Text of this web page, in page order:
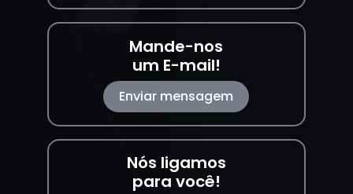
Mande-nos
um E-mail!
Enviar mensagem
Nós ligamos
para você!